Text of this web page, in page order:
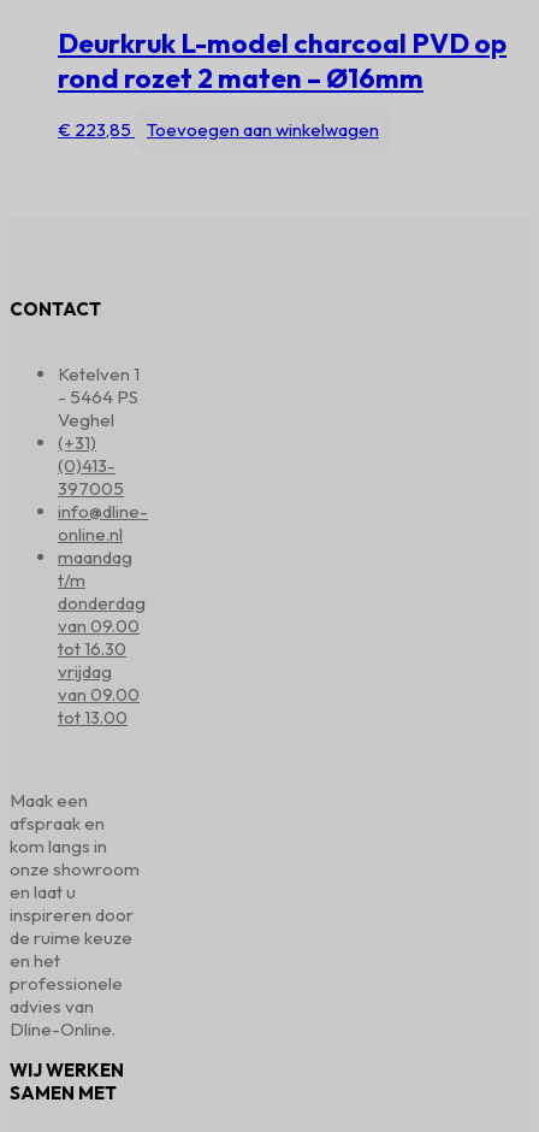
Deurkruk L-model charcoal PVD op
rond rozet 2 maten – Ø16mm
€ 223,85 Toevoegen aan winkelwagen
CONTACT
Ketelven 1
- 5464 PS
Veghel
(+31)
(0)413-
397005
info@dline-
online.nl
maandag
t/m
donderdag
van 09.00
tot 16.30
vrijdag
van 09.00
tot 13.00
Maak een
afspraak en
kom langs in
onze showroom
en laat u
inspireren door
de ruime keuze
en het
professionele
advies van
Dline-Online.
WIJ WERKEN
SAMEN MET